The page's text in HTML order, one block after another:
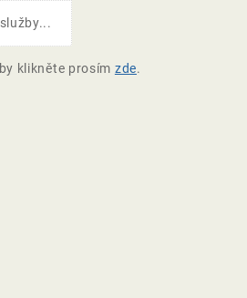
klikněte prosím zde.